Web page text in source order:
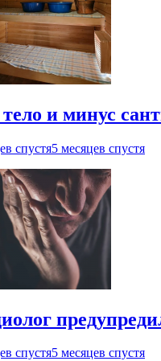
и минус
спустя5 месяцев спустя
спустя5 месяцев спустя